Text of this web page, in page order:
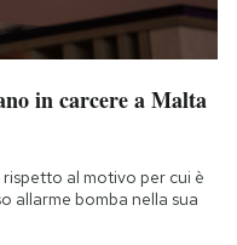
in carcere a Malta
al motivo per cui è
allarme bomba nella sua